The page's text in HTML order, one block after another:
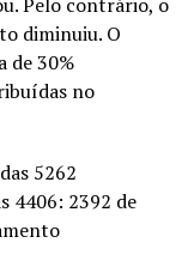
diminuiu. O
de 30%
no
5262
4406: 2392 de